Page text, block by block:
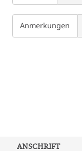
Anmerkungen
ANSCHRIFT